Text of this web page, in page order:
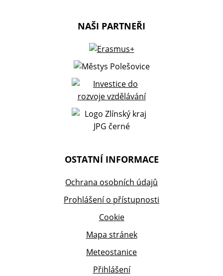
NAŠI PARTNEŘI
OSTATNÍ INFORMACE
Ochrana osobních údajů
Prohlášení o přístupnosti
Cookie
Mapa stránek
Meteostanice
Přihlášení